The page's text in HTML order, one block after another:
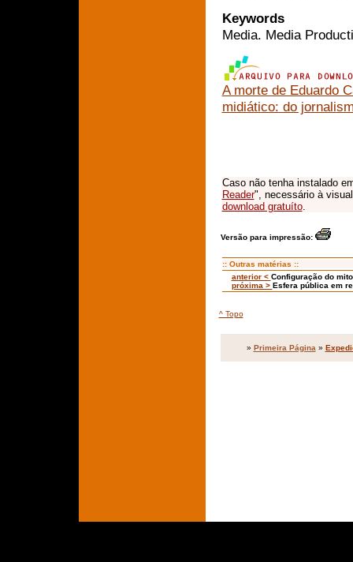
Keywords
Media. Media
A morte de Eduardo
midiático: do
Caso não tenha instalado
Reader", necessário à
download gratuíto.
Versão para impressão:
:: Outras matérias ::
anterior < Configuração do
próxima > Esfera pública em
^ Topo
» Primeira Página »